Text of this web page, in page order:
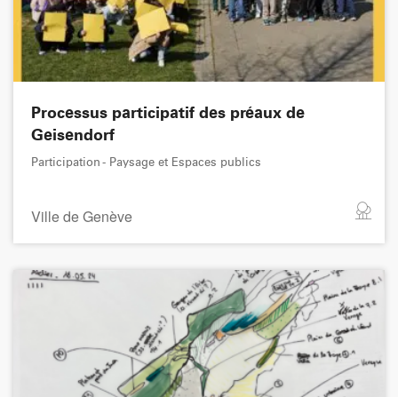
Processus participatif des préaux de
Geisendorf
Participation - Paysage et Espaces publics
Ville de Genève